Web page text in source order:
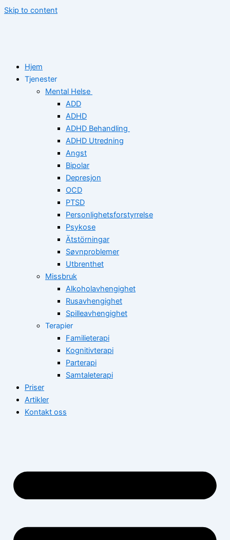
Skip to content
Hjem
Tjenester
Mental Helse
ADD
ADHD
ADHD Behandling
ADHD Utredning
Angst
Bipolar
Depresjon
OCD
PTSD
Personlighetsforstyrrelse
Psykose
Ätstörningar
Søvnproblemer
Utbrenthet
Missbruk
Alkoholavhengighet
Rusavhengighet
Spilleavhengighet
Terapier
Familieterapi
Kognitivterapi
Parterapi
Samtaleterapi
Priser
Artikler
Kontakt oss